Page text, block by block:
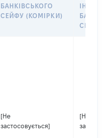
БАНКІВСЬКОГО
СЕЙФУ (КОМІРКИ)
СЕЙФУ
[Не
застосовується]
[Не